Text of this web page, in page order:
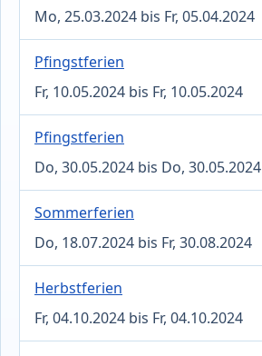
Mo, 25.03.2024 bis Fr, 05.04.2024
Pfingstferien
Fr, 10.05.2024 bis Fr, 10.05.2024
Pfingstferien
Do, 30.05.2024 bis Do, 30.05.2024
Sommerferien
Do, 18.07.2024 bis Fr, 30.08.2024
Herbstferien
Fr, 04.10.2024 bis Fr, 04.10.2024